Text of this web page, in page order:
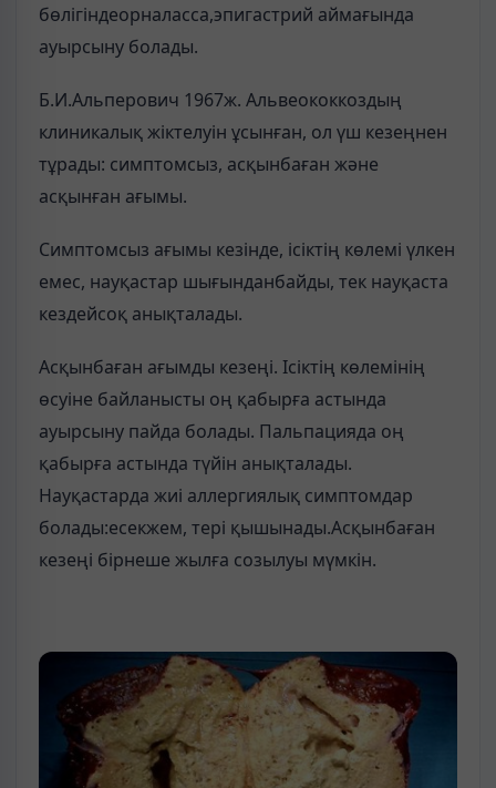
бөлігіндеорналасса,эпигастрий аймағында
ауырсыну болады.
Б.И.Альперович 1967ж. Альвеококкоздың
клиникалық жіктелуін ұсынған, ол үш кезеңнен
тұрады: симптомсыз, асқынбаған және
асқынған ағымы.
Симптомсыз ағымы кезінде, ісіктің көлемі үлкен
емес, науқастар шығынданбайды, тек науқаста
кездейсоқ анықталады.
Асқынбаған ағымды кезеңі. Ісіктің көлемінің
өсуіне байланысты оң қабырға астында
ауырсыну пайда болады. Пальпацияда оң
қабырға астында түйін анықталады.
Науқастарда жиі аллергиялық симптомдар
болады:есекжем, тері қышынады.Асқынбаған
кезеңі бірнеше жылға созылуы мүмкін.